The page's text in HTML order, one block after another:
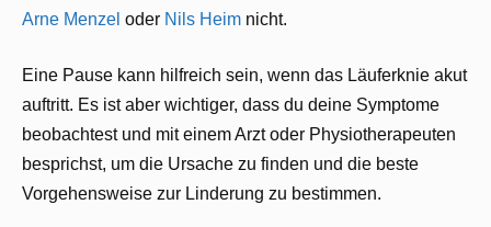
Arne Menzel oder Nils Heim nicht.
Eine Pause kann hilfreich sein, wenn das Läuferknie akut
auftritt. Es ist aber wichtiger, dass du deine Symptome
beobachtest und mit einem Arzt oder Physiotherapeuten
besprichst, um die Ursache zu finden und die beste
Vorgehensweise zur Linderung zu bestimmen.